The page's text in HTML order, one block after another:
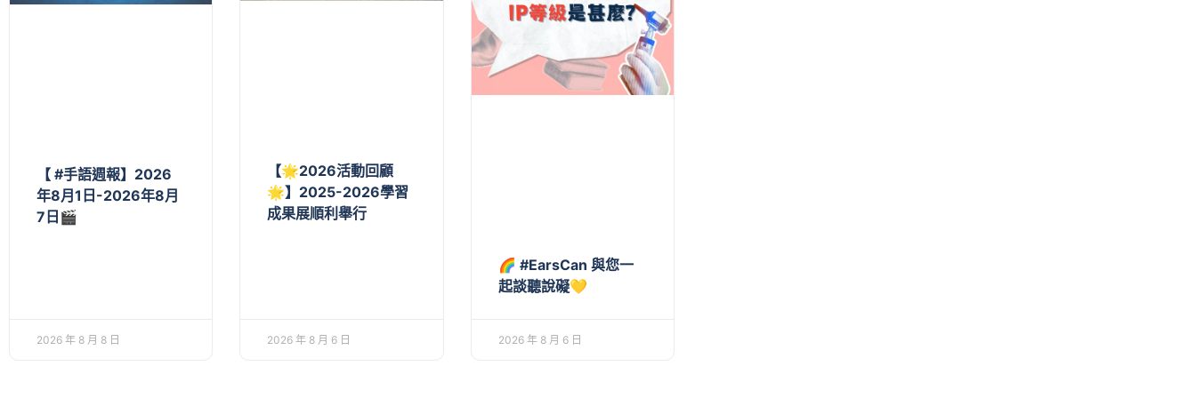
【 #手語週報】2026
年8月1日-2026年8月
7日🎬
2026 年 8 月 8 日
【🌟2026活動回顧
🌟】2025-2026學習
成果展順利舉行
2026 年 8 月 6 日
🌈 #EarsCan 與您一
起談聽說礙💛
2026 年 8 月 6 日